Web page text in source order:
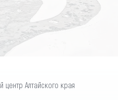
Алтайского края